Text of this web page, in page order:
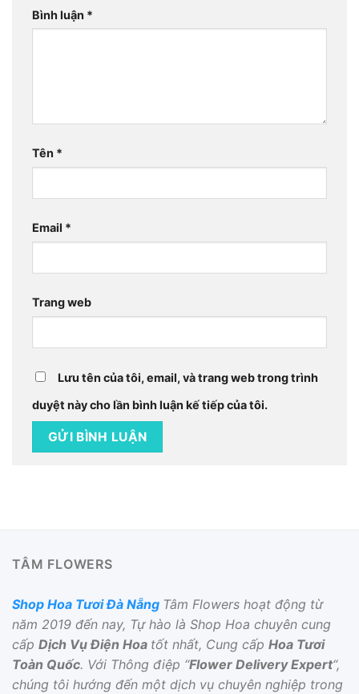
Bình luận *
Tên *
Email *
Trang web
Lưu tên của tôi, email, và trang web trong trình
duyệt này cho lần bình luận kế tiếp của tôi.
TÂM FLOWERS
Shop Hoa Tươi Đà Nẵng Tâm Flowers hoạt động từ
năm 2019 đến nay, Tự hào là Shop Hoa chuyên cung
cấp Dịch Vụ Điện Hoa tốt nhất, Cung cấp Hoa Tươi
Toàn Quốc. Với Thông điệp “Flower Delivery Expert“,
chúng tôi hướng đến một dịch vụ chuyên nghiệp trong